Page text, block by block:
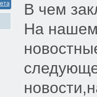
В чем
На